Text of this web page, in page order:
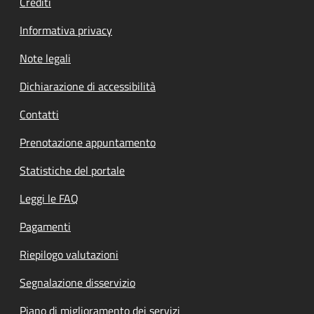
Informativa privacy
Note legali
Dichiarazione di accessibilità
Contatti
Prenotazione appuntamento
Statistiche del portale
Leggi le FAQ
Pagamenti
Riepilogo valutazioni
Segnalazione disservizio
Piano di miglioramento dei servizi